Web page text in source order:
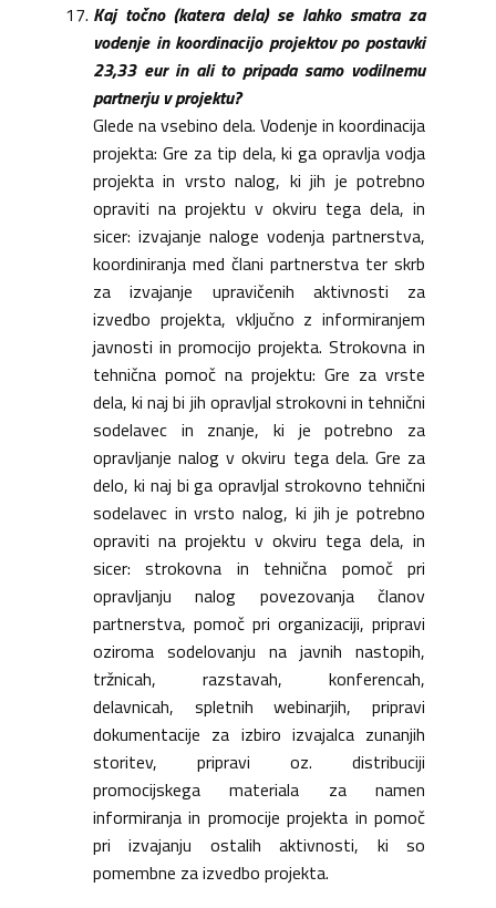
Kaj točno (katera dela) se lahko smatra za
vodenje in koordinacijo projektov po postavki
23,33 eur in ali to pripada samo vodilnemu
partnerju v projektu?
Glede na vsebino dela. Vodenje in koordinacija
projekta: Gre za tip dela, ki ga opravlja vodja
projekta in vrsto nalog, ki jih je potrebno
opraviti na projektu v okviru tega dela, in
sicer: izvajanje naloge vodenja partnerstva,
koordiniranja med člani partnerstva ter skrb
za izvajanje upravičenih aktivnosti za
izvedbo projekta, vključno z informiranjem
javnosti in promocijo projekta. Strokovna in
tehnična pomoč na projektu: Gre za vrste
dela, ki naj bi jih opravljal strokovni in tehnični
sodelavec in znanje, ki je potrebno za
opravljanje nalog v okviru tega dela. Gre za
delo, ki naj bi ga opravljal strokovno tehnični
sodelavec in vrsto nalog, ki jih je potrebno
opraviti na projektu v okviru tega dela, in
sicer: strokovna in tehnična pomoč pri
opravljanju nalog povezovanja članov
partnerstva, pomoč pri organizaciji, pripravi
oziroma sodelovanju na javnih nastopih,
tržnicah, razstavah, konferencah,
delavnicah, spletnih webinarjih, pripravi
dokumentacije za izbiro izvajalca zunanjih
storitev, pripravi oz. distribuciji
promocijskega materiala za namen
informiranja in promocije projekta in pomoč
pri izvajanju ostalih aktivnosti, ki so
pomembne za izvedbo projekta.